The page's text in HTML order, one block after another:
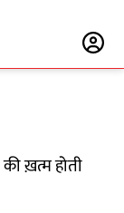
ख़त्म होती